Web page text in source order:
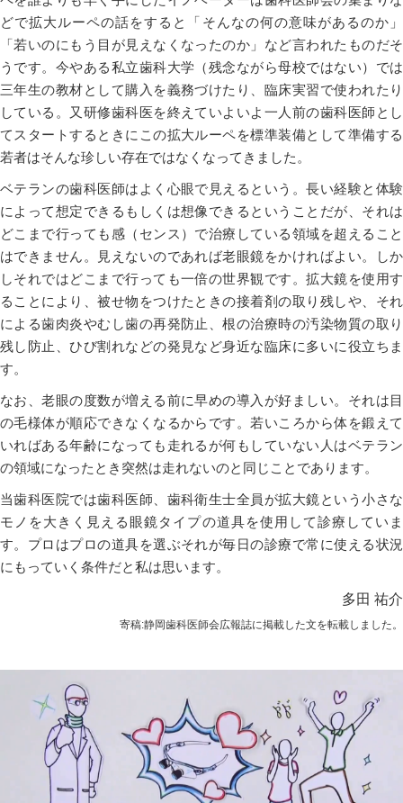
どで拡大ルーペの話をすると「そんなの何の意味があるのか」
「若いのにもう目が見えなくなったのか」など言われたものだそ
うです。今やある私立歯科大学（残念ながら母校ではない）では
三年生の教材として購入を義務づけたり、臨床実習で使われたり
している。又研修歯科医を終えていよいよ一人前の歯科医師とし
てスタートするときにこの拡大ルーペを標準装備として準備する
若者はそんな珍しい存在ではなくなってきました。
ベテランの歯科医師はよく心眼で見えるという。長い経験と体験
によって想定できるもしくは想像できるということだが、それは
どこまで行っても感（センス）で治療している領域を超えること
はできません。見えないのであれば老眼鏡をかければよい。しか
しそれではどこまで行っても一倍の世界観です。拡大鏡を使用す
ることにより、被せ物をつけたときの接着剤の取り残しや、それ
による歯肉炎やむし歯の再発防止、根の治療時の汚染物質の取り
残し防止、ひび割れなどの発見など身近な臨床に多いに役立ちま
す。
なお、老眼の度数が増える前に早めの導入が好ましい。それは目
の毛様体が順応できなくなるからです。若いころから体を鍛えて
いればある年齢になっても走れるが何もしていない人はベテラン
の領域になったとき突然は走れないのと同じことであります。
当歯科医院では歯科医師、歯科衛生士全員が拡大鏡という小さな
モノを大きく見える眼鏡タイプの道具を使用して診療していま
す。プロはプロの道具を選ぶそれが毎日の診療で常に使える状況
にもっていく条件だと私は思います。
多田 祐介
寄稿:静岡歯科医師会広報誌に掲載した文を転載しました。